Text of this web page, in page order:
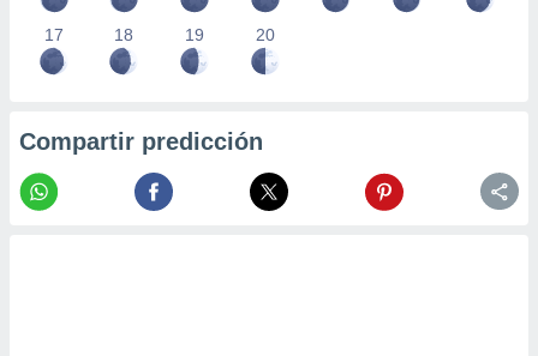
17 18 19 20
Compartir predicción